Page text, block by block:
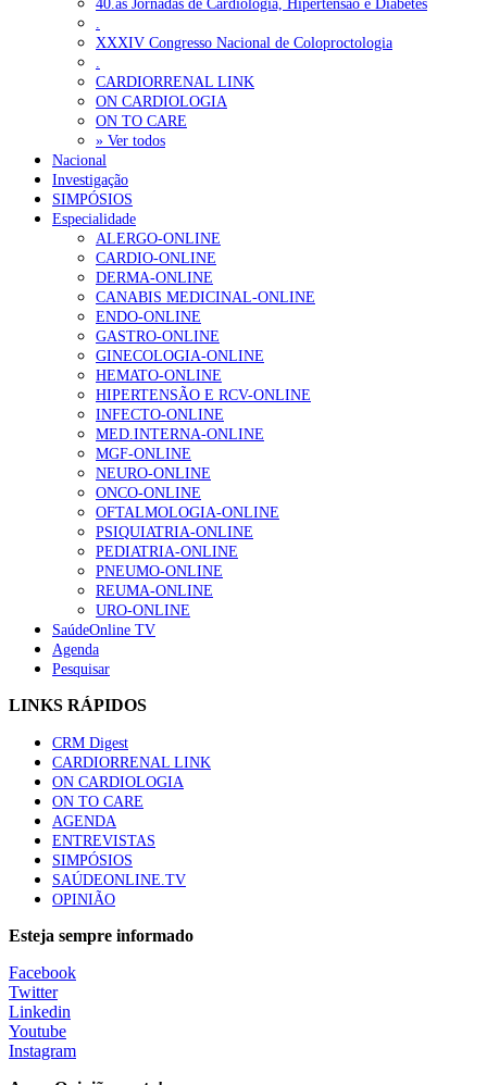
40.as Jornadas de Cardiologia, Hipertensão e Diabetes
.
XXXIV Congresso Nacional de Coloproctologia
.
CARDIORRENAL LINK
ON CARDIOLOGIA
ON TO CARE
» Ver todos
Nacional
Investigação
SIMPÓSIOS
Especialidade
ALERGO-ONLINE
CARDIO-ONLINE
DERMA-ONLINE
CANABIS MEDICINAL-ONLINE
ENDO-ONLINE
GASTRO-ONLINE
GINECOLOGIA-ONLINE
HEMATO-ONLINE
HIPERTENSÃO E RCV-ONLINE
INFECTO-ONLINE
MED.INTERNA-ONLINE
MGF-ONLINE
NEURO-ONLINE
ONCO-ONLINE
OFTALMOLOGIA-ONLINE
PSIQUIATRIA-ONLINE
PEDIATRIA-ONLINE
PNEUMO-ONLINE
REUMA-ONLINE
URO-ONLINE
SaúdeOnline TV
Agenda
Pesquisar
LINKS RÁPIDOS
CRM Digest
CARDIORRENAL LINK
ON CARDIOLOGIA
ON TO CARE
AGENDA
ENTREVISTAS
SIMPÓSIOS
SAÚDEONLINE.TV
OPINIÃO
Esteja sempre informado
Facebook
Twitter
Linkedin
Youtube
Instagram